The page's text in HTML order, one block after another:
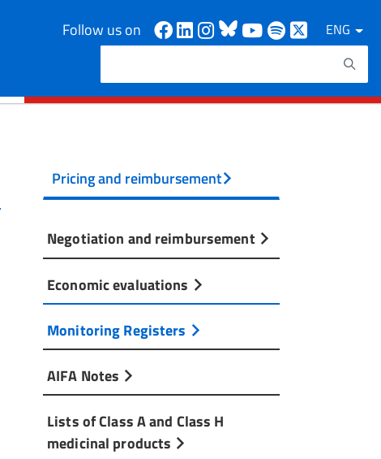
Follow us on Facebook
Linkedin
Instagram
Bluesky
Youtube
Spotify
ENGSearch
Pricing and reimbursement
Negotiation and reimbursement
Economic evaluations
Monitoring Registers
AIFA Notes
Lists of Class A and Class H
medicinal products